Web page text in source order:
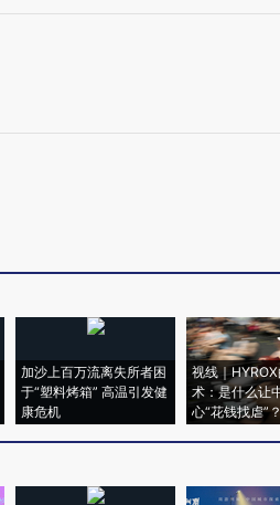
加沙上百万流离失所者困
于“塑料烤箱” 高温引发健
康危机
视线｜
术：是什么让
心“花钱找虐”？